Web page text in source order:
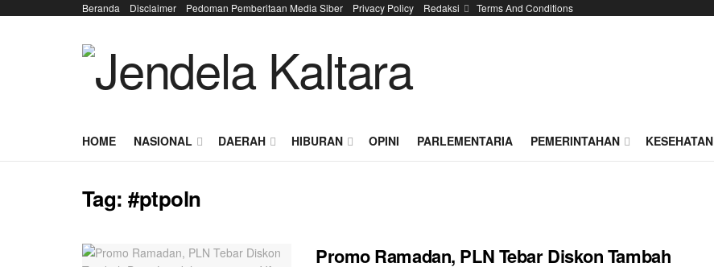
Beranda Disclaimer Pedoman Pemberitaan Media Siber Privacy Policy Redaksi Terms And Conditions
HOME NASIONAL DAERAH HIBURAN OPINI PARLEMENTARIA PEMERINTAHAN KESEHATAN
Tag:#ptpoln
Promo Ramadan, PLN Tebar Diskon Tambah